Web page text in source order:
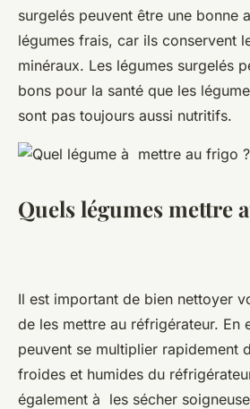
surgelés peuvent être une bonne
légumes frais, car ils conservent
minéraux. Les légumes surgelés
bons pour la santé que les
sont pas toujours aussi nutritifs.
Quels légumes mettre
Il est important de bien nettoyer
de les mettre au réfrigérateur. En
peuvent se multiplier rapidement
froides et humides du
également à les sécher